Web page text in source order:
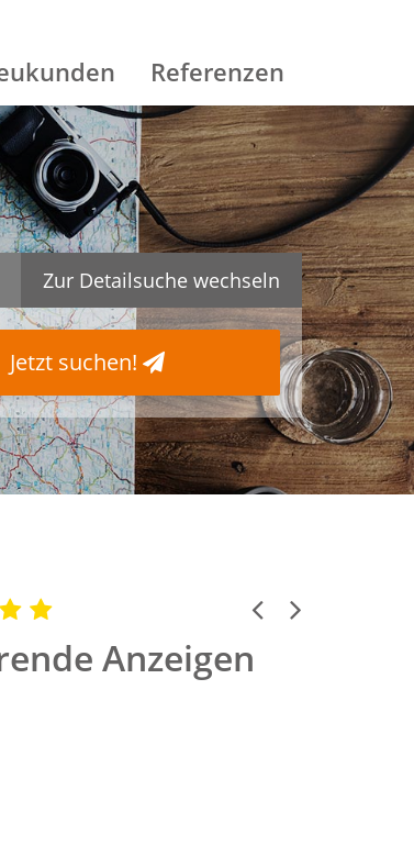
Referenzen
Zur Detailsuche wechseln
Jetzt suchen!
Anzeigen
Previous
Next